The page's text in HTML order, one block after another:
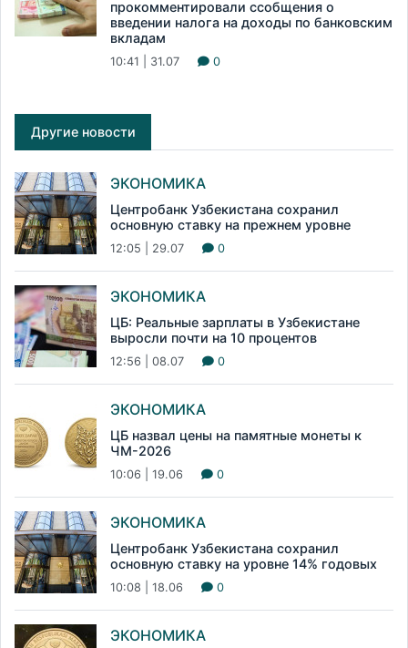
прокомментировали ссобщения о
введении налога на доходы по банковским
вкладам
10:41 | 31.07 0
Другие новости
ЭКОНОМИКА
Центробанк Узбекистана сохранил
основную ставку на прежнем уровне
12:05 | 29.07 0
ЭКОНОМИКА
ЦБ: Реальные зарплаты в Узбекистане
выросли почти на 10 процентов
12:56 | 08.07 0
ЭКОНОМИКА
ЦБ назвал цены на памятные монеты к
ЧМ-2026
10:06 | 19.06 0
ЭКОНОМИКА
Центробанк Узбекистана сохранил
основную ставку на уровне 14% годовых
10:08 | 18.06 0
ЭКОНОМИКА